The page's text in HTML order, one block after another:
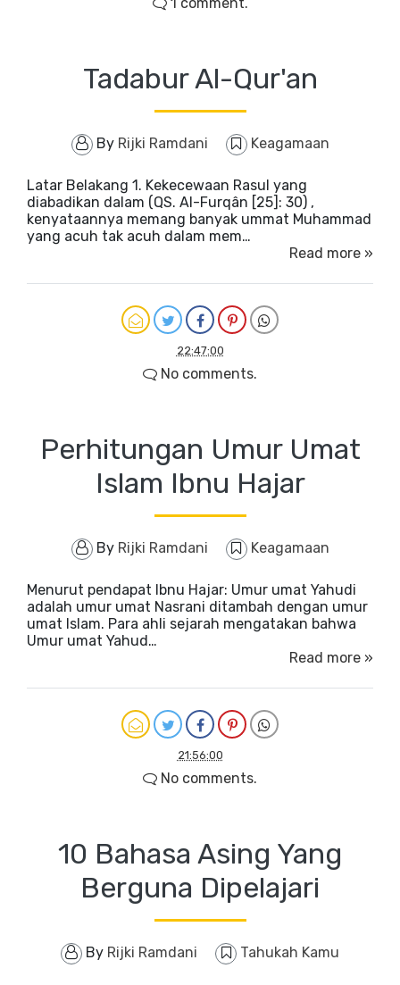
Tadabur Al-Qur'an
By Rijki Ramdani Keagamaan
Latar Belakang 1. Kekecewaan Rasul yang
diabadikan dalam (QS. Al-Furqân [25]: 30) ,
kenyataannya memang banyak ummat Muhammad
yang acuh tak acuh dalam mem…
Read more »
22:47:00
No comments.
Perhitungan Umur Umat
Islam Ibnu Hajar
By Rijki Ramdani Keagamaan
Menurut pendapat Ibnu Hajar: Umur umat Yahudi
adalah umur umat Nasrani ditambah dengan umur
umat Islam. Para ahli sejarah mengatakan bahwa
Umur umat Yahud…
Read more »
21:56:00
No comments.
10 Bahasa Asing Yang
Berguna Dipelajari
By Rijki Ramdani Tahukah Kamu